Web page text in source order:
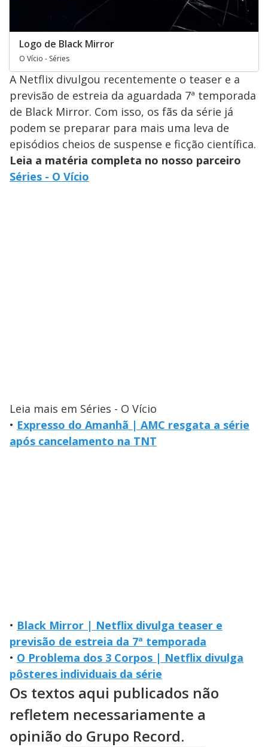
Logo de Black Mirror
O Vício - Séries
A Netflix divulgou recentemente o teaser e a
previsão de estreia da aguardada 7ª temporada
de Black Mirror. Com isso, os fãs da série já
podem se preparar para mais uma leva de
episódios cheios de suspense e ficção científica.
Leia a matéria completa no nosso parceiro
Séries - O Vício
Leia mais em Séries - O Vício
• Expresso do Amanhã | AMC resgata a série
após cancelamento na TNT
• Black Mirror | Netflix divulga teaser e
previsão de estreia da 7ª temporada
• O Problema dos 3 Corpos | Netflix divulga
pôsteres individuais da série
Os textos aqui publicados não
refletem necessariamente a
opinião do Grupo Record.